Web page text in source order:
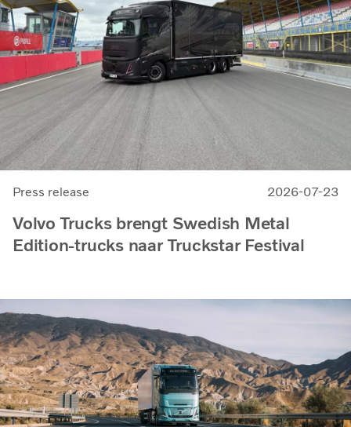
Press release 2026-07-23
Volvo Trucks brengt Swedish Metal
Edition-trucks naar Truckstar Festival